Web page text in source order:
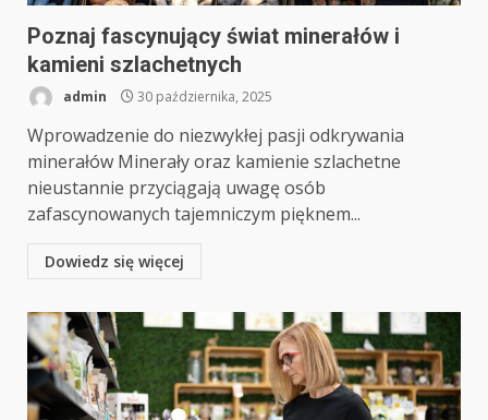
Poznaj fascynujący świat minerałów i
kamieni szlachetnych
admin 30 października, 2025
Wprowadzenie do niezwykłej pasji odkrywania
minerałów Minerały oraz kamienie szlachetne
nieustannie przyciągają uwagę osób
zafascynowanych tajemniczym pięknem...
Dowiedz się więcej